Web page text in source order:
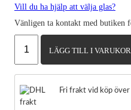
Vill du ha hjälp att välja glas?
Vänligen ta kontakt med butiken
CL50093I
mängd
LÄGG TILL I
Fri frakt vid köp
Nödvändiga
Dessa kakor
går inte att
välja bort.
De behövs